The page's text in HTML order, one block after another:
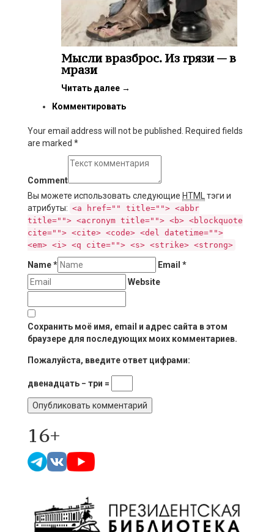
Мысли вразброс. Из грязи — в
мрази
Читать далее →
Комментировать
Your email address will not be published. Required fields
are marked *
Comment
Вы можете использовать следующие HTML
тэги и
атрибуты: <a href="" title=""> <abbr
title=""> <acronym title=""> <b> <blockquote
cite=""> <cite> <code> <del datetime="">
<em> <i> <q cite=""> <s> <strike> <strong>
Name* Email *
Website
Сохранить моё имя, email и адрес сайта в этом
браузере для последующих моих комментариев.
Пожалуйста, введите ответ цифрами:
двенадцать − три =
16+